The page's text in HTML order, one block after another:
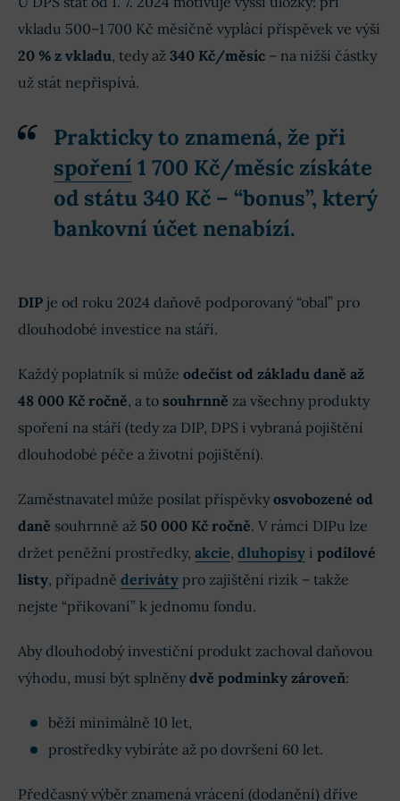
vkladu 500–1 700 Kč měsíčně vyplácí příspěvek ve výši
20 % z vkladu, tedy až 340 Kč/měsíc – na nižší částky
už stát nepřispívá.
Prakticky to znamená, že při
spoření 1 700 Kč/měsíc získáte
od státu 340 Kč – “bonus”, který
bankovní účet nenabízí.
DIP je od roku 2024 daňově podporovaný “obal” pro
dlouhodobé investice na stáří.
Každý poplatník si může odečíst od základu daně až
48 000 Kč ročně, a to souhrnně za všechny produkty
spoření na stáří (tedy za DIP, DPS i vybraná pojištění
dlouhodobé péče a životní pojištění).
Zaměstnavatel může posílat příspěvky osvobozené od
daně souhrnně až 50 000 Kč ročně. V rámci DIPu lze
držet peněžní prostředky, akcie, dluhopisy i podílové
listy, případně deriváty pro zajištění rizik – takže
nejste “přikovaní” k jednomu fondu.
Aby dlouhodobý investiční produkt zachoval daňovou
výhodu, musí být splněny dvě podmínky zároveň:
běží minimálně 10 let,
prostředky vybíráte až po dovršení 60 let.
Předčasný výběr znamená vrácení (dodanění) dříve